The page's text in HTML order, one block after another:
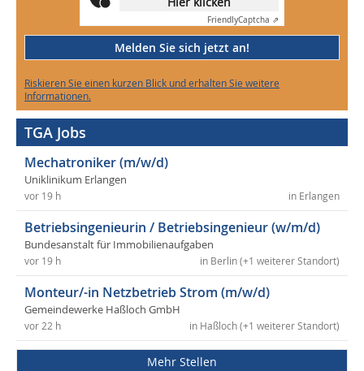
FriendlyCaptcha ⇗
Melden Sie sich jetzt an!
Riskieren Sie einen kurzen Blick und erhalten Sie weitere
Informationen.
TGA Jobs
Mechatroniker (m/w/d)
Uniklinikum Erlangen
in Erlangen
vor 19 h
Betriebsingenieurin / Betriebsingenieur (w/m/d)
Bundesanstalt für Immobilienaufgaben
in Berlin (+1 weiterer Standort)
vor 19 h
Monteur/-in Netzbetrieb Strom (m/w/d)
Gemeindewerke Haßloch GmbH
in Haßloch (+1 weiterer Standort)
vor 22 h
Mehr Stellen